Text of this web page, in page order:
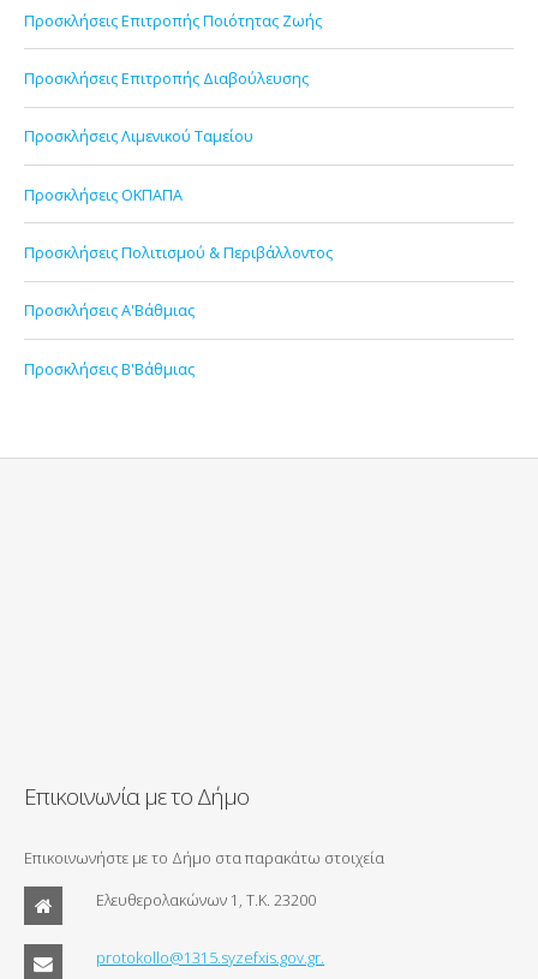
Προσκλήσεις Επιτροπής Ποιότητας Ζωής
Προσκλήσεις Επιτροπής Διαβούλευσης
Προσκλήσεις Λιμενικού Ταμείου
Προσκλήσεις ΟΚΠΑΠΑ
Προσκλήσεις Πολιτισμού & Περιβάλλοντος
Προσκλήσεις Α'Βάθμιας
Προσκλήσεις Β'Βάθμιας
Επικοινωνία με το Δήμο
Επικοινωνήστε με το Δήμο στα παρακάτω στοιχεία
Ελευθερολακώνων 1, Τ.Κ. 23200
protokollo@1315.syzefxis.gov.gr.